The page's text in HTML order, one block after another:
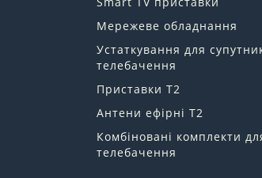
Мережеве обладнання
Устаткування для
телебачення
Приставки Т2
Антени ефірні Т2
Комбіновані комплекти
телебачення